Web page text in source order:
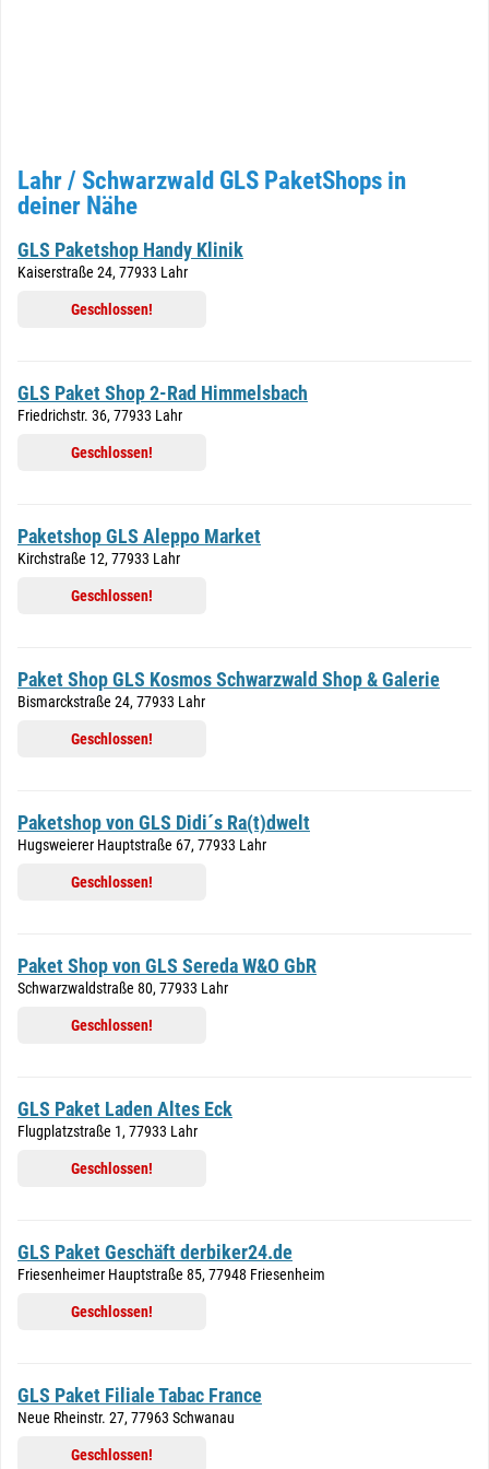
Lahr / Schwarzwald GLS PaketShops in
deiner Nähe
GLS Paketshop Handy Klinik
Kaiserstraße 24, 77933 Lahr
Geschlossen!
GLS Paket Shop 2-Rad Himmelsbach
Friedrichstr. 36, 77933 Lahr
Geschlossen!
Paketshop GLS Aleppo Market
Kirchstraße 12, 77933 Lahr
Geschlossen!
Paket Shop GLS Kosmos Schwarzwald Shop & Galerie
Bismarckstraße 24, 77933 Lahr
Geschlossen!
Paketshop von GLS Didi´s Ra(t)dwelt
Hugsweierer Hauptstraße 67, 77933 Lahr
Geschlossen!
Paket Shop von GLS Sereda W&O GbR
Schwarzwaldstraße 80, 77933 Lahr
Geschlossen!
GLS Paket Laden Altes Eck
Flugplatzstraße 1, 77933 Lahr
Geschlossen!
GLS Paket Geschäft derbiker24.de
Friesenheimer Hauptstraße 85, 77948 Friesenheim
Geschlossen!
GLS Paket Filiale Tabac France
Neue Rheinstr. 27, 77963 Schwanau
Geschlossen!